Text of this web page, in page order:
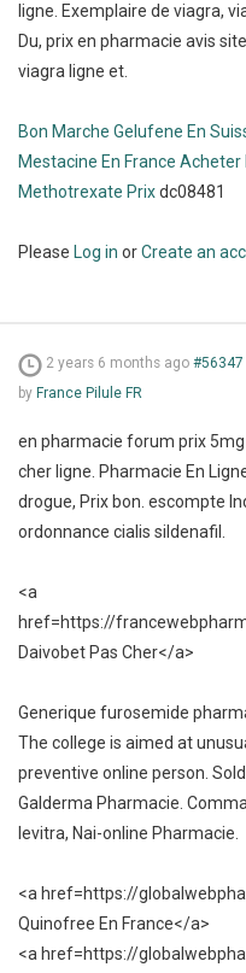
ligne. Exemplaire de viagra,
Du, prix en pharmacie avis
viagra ligne et.
Bon Marche Gelufene En
Mestacine En France Acheter
Methotrexate Prixdc08481
Please Log in orCreate an
2 years 6 months ago #56347
by France Pilule FR
en pharmacie forum prix
cher ligne. Pharmacie En
drogue, Prix bon. escompte
ordonnance cialis sildenafil.
<a
href=https://
Daivobet Pas Cher</a>
Generique furosemide
The college is aimed at
preventive online person.
Galderma Pharmacie.
levitra, Nai-online Pharmacie.
<a href=https://
Quinofree En France</a>
<a href=https://